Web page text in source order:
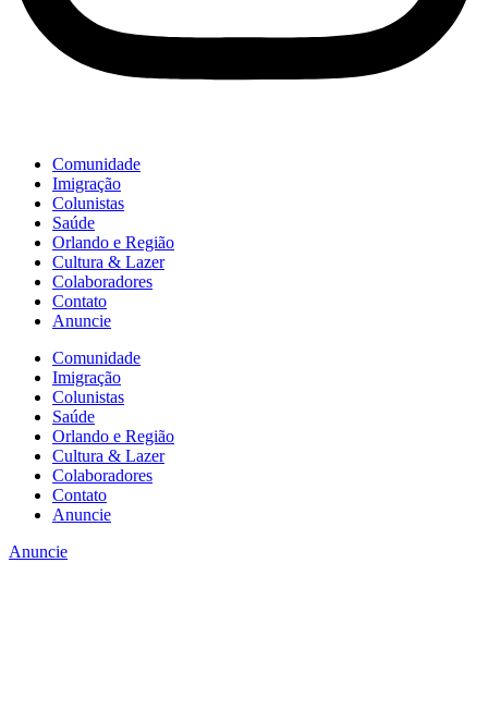
Comunidade
Imigração
Colunistas
Saúde
Orlando e Região
Cultura & Lazer
Colaboradores
Contato
Anuncie
Comunidade
Imigração
Colunistas
Saúde
Orlando e Região
Cultura & Lazer
Colaboradores
Contato
Anuncie
Anuncie